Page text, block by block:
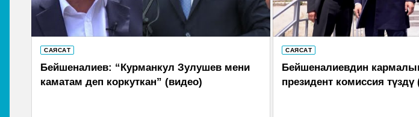
САЯСАТ
Бейшеналиев: “Курманкул Зулушев мени
каматам деп коркуткан” (видео)
САЯСАТ
Бейшеналиевдин
президент комиссия түздү